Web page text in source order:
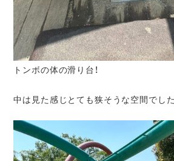
トンボの体の滑り台！
中は見た感じとても狭そうな空間でしたΣ